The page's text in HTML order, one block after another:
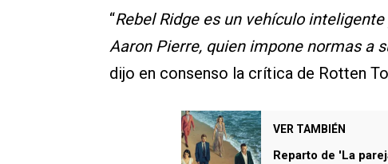
“Rebel Ridge es un vehículo
Aaron Pierre, quien impone normas a
dijo en consenso la crítica de Rotten
VER TAMBIÉN
Reparto de 'La